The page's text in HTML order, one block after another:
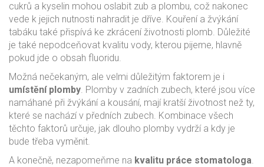
cukrů a kyselin mohou oslabit zub a plombu, což nakonec
vede k jejich nutnosti nahradit je dříve. Kouření a žvýkání
tabáku také přispívá ke zkrácení životnosti plomb. Důležité
je také nepodceňovat kvalitu vody, kterou pijeme, hlavně
pokud jde o obsah fluoridu.
Možná nečekaným, ale velmi důležitým faktorem je i
umístění plomby. Plomby v zadních zubech, které jsou více
namáhané při žvýkání a kousání, mají kratší životnost než ty,
které se nachází v předních zubech. Kombinace všech
těchto faktorů určuje, jak dlouho plomby vydrží a kdy je
bude třeba vyměnit.
A konečně, nezapomeňme na kvalitu práce stomatologa.